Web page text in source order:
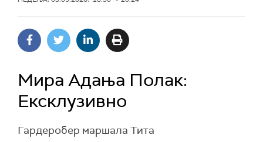
Мира Адања Полак:
Ексклузивно
Гардеробер маршала Тита